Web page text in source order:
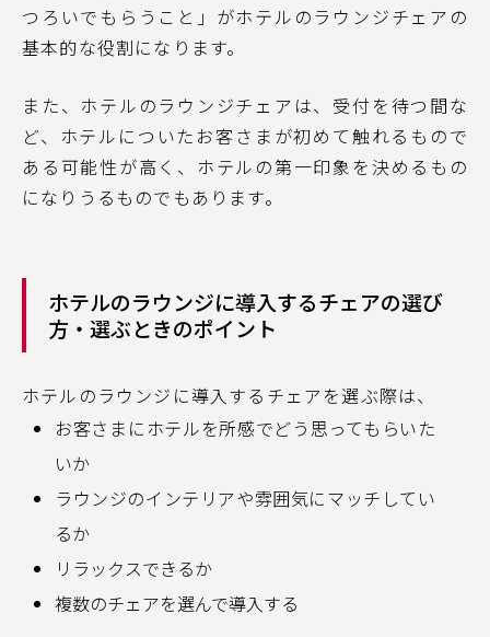
つろいでもらうこと」がホテルのラウンジチェアの
基本的な役割になります。
また、ホテルのラウンジチェアは、受付を待つ間な
ど、ホテルについたお客さまが初めて触れるもので
ある可能性が高く、ホテルの第一印象を決めるもの
になりうるものでもあります。
ホテルのラウンジに導入するチェアの選び
方・選ぶときのポイント
ホテルのラウンジに導入するチェアを選ぶ際は、
お客さまにホテルを所感でどう思ってもらいた
いか
ラウンジのインテリアや雰囲気にマッチしてい
るか
リラックスできるか
複数のチェアを選んで導入する